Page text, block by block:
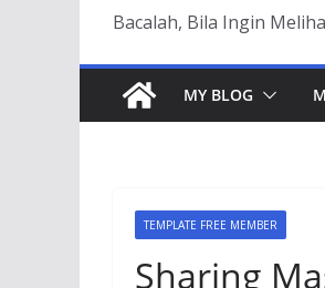
Bacalah, Bila Ingin
MY BLOG
TEMPLATE FREE MEMBER
Sharing